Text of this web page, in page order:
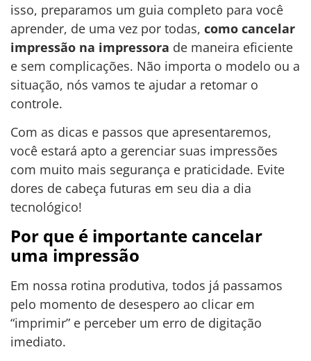
isso, preparamos um guia completo para você
aprender, de uma vez por todas, como cancelar
impressão na impressora de maneira eficiente
e sem complicações. Não importa o modelo ou a
situação, nós vamos te ajudar a retomar o
controle.
Com as dicas e passos que apresentaremos,
você estará apto a gerenciar suas impressões
com muito mais segurança e praticidade. Evite
dores de cabeça futuras em seu dia a dia
tecnológico!
Por que é importante cancelar
uma impressão
Em nossa rotina produtiva, todos já passamos
pelo momento de desespero ao clicar em
“imprimir” e perceber um erro de digitação
imediato.